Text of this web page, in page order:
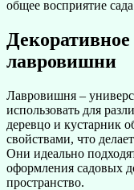
общее восприятие
лавровишни
Лавровишня –
использовать для
деревцо и кустарник
свойствами, что
Они идеально
оформления садовых
пространство.